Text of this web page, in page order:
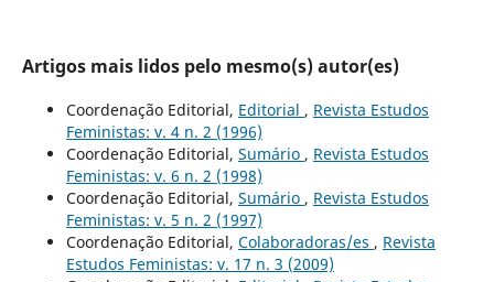
Artigos mais lidos pelo mesmo(s) autor(es)
Coordenação Editorial, Editorial , Revista Estudos
Feministas: v. 4 n. 2 (1996)
Coordenação Editorial, Sumário , Revista Estudos
Feministas: v. 6 n. 2 (1998)
Coordenação Editorial, Sumário , Revista Estudos
Feministas: v. 5 n. 2 (1997)
Coordenação Editorial, Colaboradoras/es , Revista
Estudos Feministas: v. 17 n. 3 (2009)